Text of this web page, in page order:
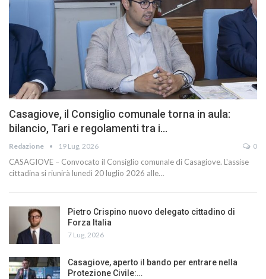
Casagiove, il Consiglio comunale torna in aula:
bilancio, Tari e regolamenti tra i…
Redazione 19 Lug, 2026 0
CASAGIOVE – Convocato il Consiglio comunale di Casagiove. L'assise
cittadina si riunirà lunedì 20 luglio 2026 alle…
Pietro Crispino nuovo delegato cittadino di
Forza Italia
7 Lug, 2026
Casagiove, aperto il bando per entrare nella
Protezione Civile:…